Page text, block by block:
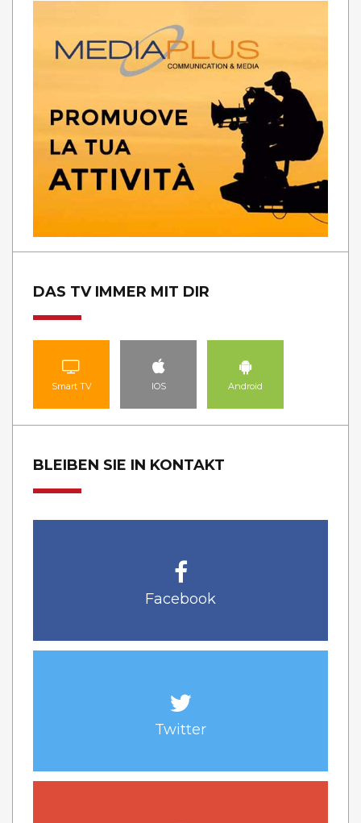
DAS TV IMMER MIT DIR
Smart TV IOS Android
BLEIBEN SIE IN KONTAKT
Facebook
Twitter